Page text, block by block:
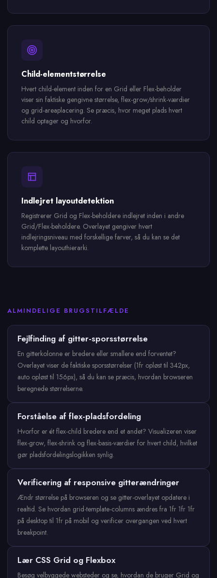
Child-elementstørrelse
Hvert child-element inden for en Grid eller Flex-beholder
viser sin faktiske gengivne størrelse, flex-grow/shrink-værdier
og grid-areaplacering. Se præcis, hvor meget plads hvert
child optager og hvorfor.
Indlejret layoutdetektion
Registrerer Grid og Flex-beholdere indlejret inden i andre
Grid/Flex-beholdere. Overlayet gengiver hvert
indlejringsniveau med forskellige farver, så du kan se det
komplette layouthierarki.
ALMINDELIGE BRUGSTILFÆLDE
Fejlfinding af gitter-sporsstørrelse
En gitterkolonne er bredere eller smallere end forventet?
Overlayet viser de faktiske sporsstørrelser (1fr opløst til 342px,
auto opløst til 156px), så du kan se præcis, hvordan browseren
beregnede størrelserne.
Forståelse af flex-pladsfordeling
Hvorfor er ét flex-child bredere end et andet? Visualizeren viser
flex-grow, flex-shrink og flex-basis-værdier for hvert child, hvilket
gør pladsfordelingslogikken synlig.
Verificering af responsive gitterændringer
Ændr størrelse på browseren og se gitter-overlayet opdatere i
realtid. Se hvordan grid-template-columns ændres fra 1fr 1fr 1fr
på desktop til 1fr på mobil og verificer overgangen ved hvert
breakpoint.
Lær CSS Grid og Flexbox
Besøg velbyggede websteder og se, hvordan de bruger Grid og